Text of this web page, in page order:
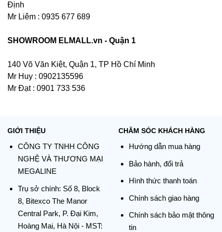
Định
Mr Liêm : 0935 677 689
SHOWROOM ELMALL.vn - Quận 1
140 Võ Văn Kiệt, Quận 1, TP Hồ Chí Minh
Mr Huy : 0902135596
Mr Đạt : 0901 733 536
GIỚI THIỆU
CÔNG TY TNHH CÔNG
NGHỆ VÀ THƯƠNG MẠI
MEGALINE
Trụ sở chính: Số 8, Block
8, Bitexco The Manor
Central Park, P. Đại Kim,
Hoàng Mai, Hà Nội - MST:
CHĂM SÓC KHÁCH HÀNG
Hướng dẫn mua hàng
Bảo hành, đổi trả
Hình thức thanh toán
Chính sách giao hàng
Chính sách bảo mật thông
tin